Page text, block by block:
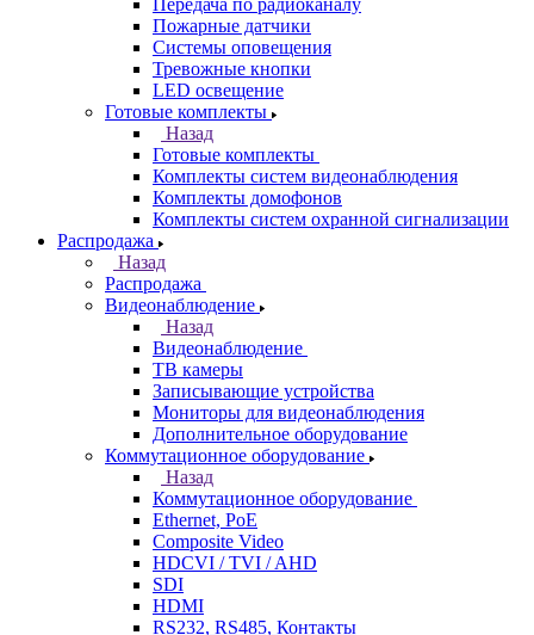
Передача по радиоканалу
Пожарные датчики
Системы оповещения
Тревожные кнопки
LED освещение
Готовые комплекты
Назад
Готовые комплекты
Комплекты систем видеонаблюдения
Комплекты домофонов
Комплекты систем охранной сигнализации
Распродажа
Назад
Распродажа
Видеонаблюдение
Назад
Видеонаблюдение
ТВ камеры
Записывающие устройства
Мониторы для видеонаблюдения
Дополнительное оборудование
Коммутационное оборудование
Назад
Коммутационное оборудование
Ethernet, PoE
Composite Video
HDCVI / TVI / AHD
SDI
HDMI
RS232, RS485, Контакты